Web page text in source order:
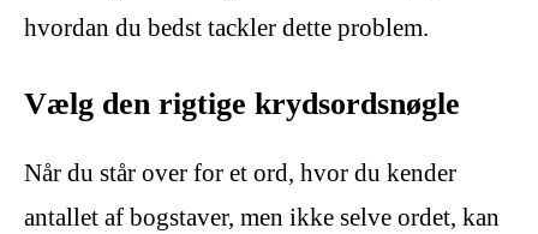
hvordan du bedst tackler dette problem.
Vælg den rigtige krydsordsnøgle
Når du står over for et ord, hvor du kender
antallet af bogstaver, men ikke selve ordet, kan